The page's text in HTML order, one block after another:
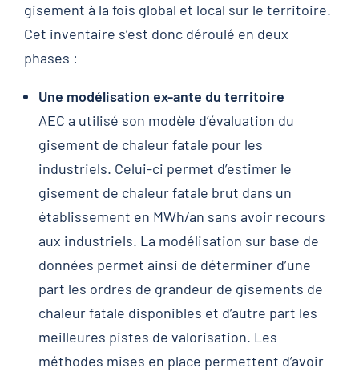
gisement à la fois global et local sur le territoire.
Cet inventaire s’est donc déroulé en deux
phases :
Une modélisation ex-ante du territoire
AEC a utilisé son modèle d’évaluation du
gisement de chaleur fatale pour les
industriels. Celui-ci permet d’estimer le
gisement de chaleur fatale brut dans un
établissement en MWh/an sans avoir recours
aux industriels. La modélisation sur base de
données permet ainsi de déterminer d’une
part les ordres de grandeur de gisements de
chaleur fatale disponibles et d’autre part les
meilleures pistes de valorisation. Les
méthodes mises en place permettent d’avoir